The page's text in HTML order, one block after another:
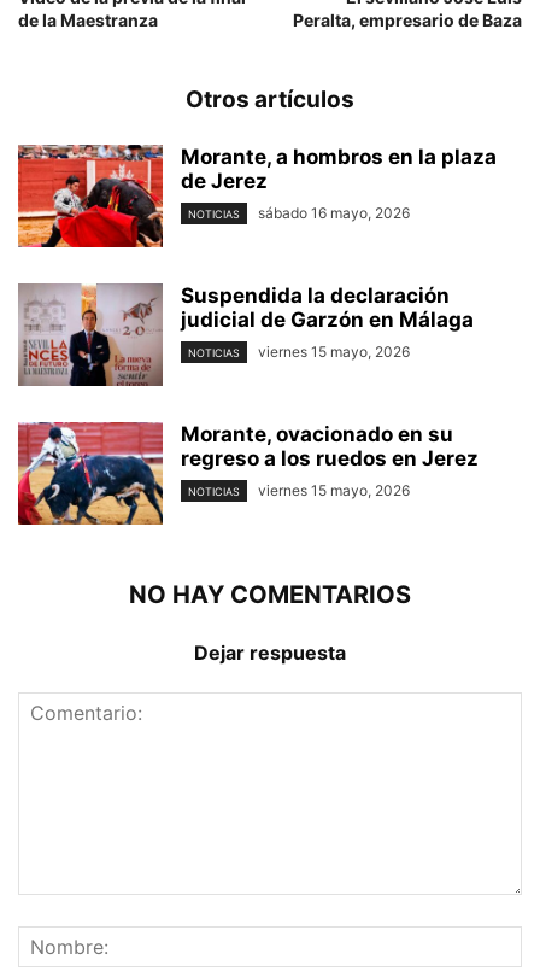
de la Maestranza
Peralta, empresario de Baza
Otros artículos
Morante, a hombros en la plaza
de Jerez
NOTICIAS sábado 16 mayo, 2026
Suspendida la declaración
judicial de Garzón en Málaga
NOTICIAS viernes 15 mayo, 2026
Morante, ovacionado en su
regreso a los ruedos en Jerez
NOTICIAS viernes 15 mayo, 2026
NO HAY COMENTARIOS
Dejar respuesta